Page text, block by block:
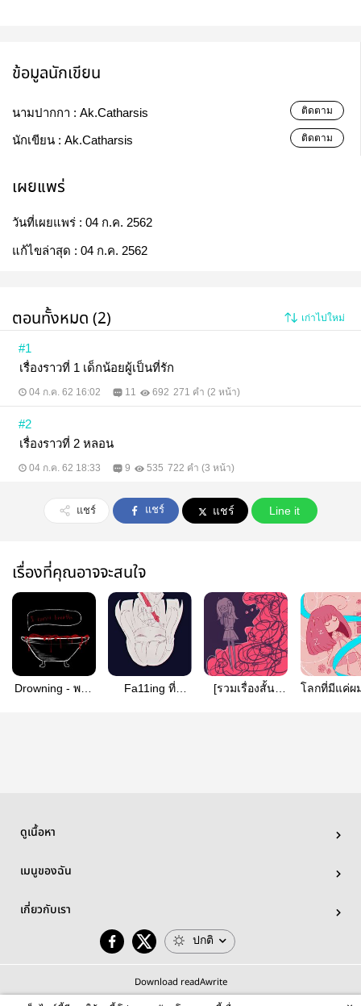
ข้อมูลนักเขียน
นามปากกา : Ak.Catharsis ติดตาม
นักเขียน : Ak.Catharsis ติดตาม
เผยแพร่
วันที่เผยแพร่ : 04 ก.ค. 2562
แก้ไขล่าสุด : 04 ก.ค. 2562
ตอนทั้งหมด (2) เก่าไปใหม่
#1
เรื่องราวที่ 1 เด็กน้อยผู้เป็นที่รัก
04 ก.ค. 62 16:02 11 692 271 คำ (2 หน้า)
#2
เรื่องราวที่ 2 หลอน
04 ก.ค. 62 18:33 9 535 722 คำ (3 หน้า)
แชร์ แชร์ แชร์ Line it
เรื่องที่คุณอาจจะสนใจ
Drowning - พวก
Fa11ing ที่
[รวมเรื่องสั้น]
โลกที่มีแค่ผ
ดูเนื้อหา
เมนูของฉัน
เกี่ยวกับเรา
ปกติ
Download readAwrite